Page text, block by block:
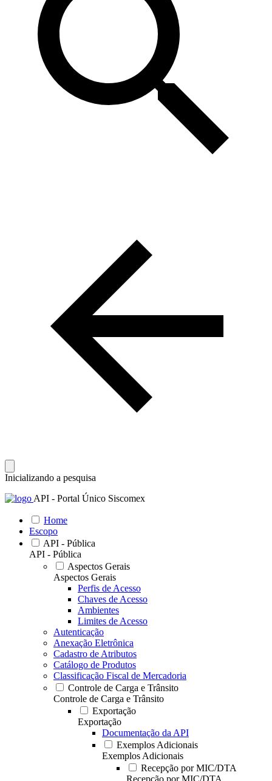
Inicializando a pesquisa
API - Portal Único Siscomex
Home
Escopo
API - Pública
API - Pública
Aspectos Gerais
Aspectos Gerais
Perfis de Acesso
Chaves de Acesso
Ambientes
Limites de Acesso
Autenticação
Anexação Eletrônica
Cadastro de Atributos
Catálogo de Produtos
Classificação Fiscal de Mercadoria
Controle de Carga e Trânsito
Controle de Carga e Trânsito
Exportação
Exportação
Documentação da API
Exemplos Adicionais
Exemplos Adicionais
Recepção por MIC/DTA
Recepção por MIC/DTA